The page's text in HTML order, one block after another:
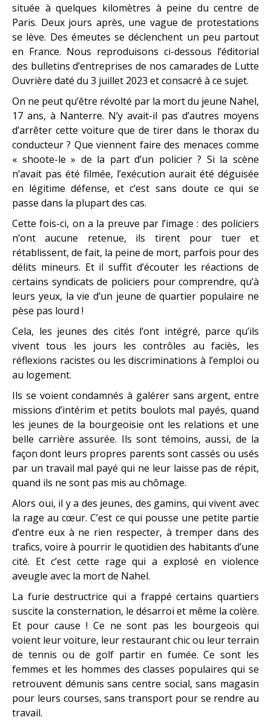
située à quelques kilomètres à peine du centre de
Paris. Deux jours après, une vague de protestations
se lève. Des émeutes se déclenchent un peu partout
en France. Nous reproduisons ci-dessous l’éditorial
des bulletins d’entreprises de nos camarades de Lutte
Ouvrière daté du 3 juillet 2023 et consacré à ce sujet.
On ne peut qu’être révolté par la mort du jeune Nahel,
17 ans, à Nanterre. N’y avait-il pas d’autres moyens
d’arrêter cette voiture que de tirer dans le thorax du
conducteur ? Que viennent faire des menaces comme
« shoote-le » de la part d’un policier ? Si la scène
n’avait pas été filmée, l’exécution aurait été déguisée
en légitime défense, et c’est sans doute ce qui se
passe dans la plupart des cas.
Cette fois-ci, on a la preuve par l’image : des policiers
n’ont aucune retenue, ils tirent pour tuer et
rétablissent, de fait, la peine de mort, parfois pour des
délits mineurs. Et il suffit d’écouter les réactions de
certains syndicats de policiers pour comprendre, qu’à
leurs yeux, la vie d’un jeune de quartier populaire ne
pèse pas lourd !
Cela, les jeunes des cités l’ont intégré, parce qu’ils
vivent tous les jours les contrôles au faciès, les
réflexions racistes ou les discriminations à l’emploi ou
au logement.
Ils se voient condamnés à galérer sans argent, entre
missions d’intérim et petits boulots mal payés, quand
les jeunes de la bourgeoisie ont les relations et une
belle carrière assurée. Ils sont témoins, aussi, de la
façon dont leurs propres parents sont cassés ou usés
par un travail mal payé qui ne leur laisse pas de répit,
quand ils ne sont pas mis au chômage.
Alors oui, il y a des jeunes, des gamins, qui vivent avec
la rage au cœur. C’est ce qui pousse une petite partie
d’entre eux à ne rien respecter, à tremper dans des
trafics, voire à pourrir le quotidien des habitants d’une
cité. Et c’est cette rage qui a explosé en violence
aveugle avec la mort de Nahel.
La furie destructrice qui a frappé certains quartiers
suscite la consternation, le désarroi et même la colère.
Et pour cause ! Ce ne sont pas les bourgeois qui
voient leur voiture, leur restaurant chic ou leur terrain
de tennis ou de golf partir en fumée. Ce sont les
femmes et les hommes des classes populaires qui se
retrouvent démunis sans centre social, sans magasin
pour leurs courses, sans transport pour se rendre au
travail.